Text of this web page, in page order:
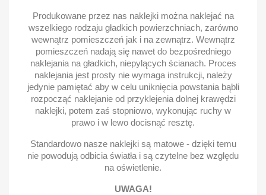
Produkowane przez nas naklejki można naklejać na
wszelkiego rodzaju gładkich powierzchniach, zarówno
wewnątrz pomieszczeń jak i na zewnątrz. Wewnątrz
pomieszczeń nadają się nawet do bezpośredniego
naklejania na gładkich, niepylących ścianach. Proces
naklejania jest prosty nie wymaga instrukcji, należy
jedynie pamiętać aby w celu uniknięcia powstania bąbli
rozpocząć naklejanie od przyklejenia dolnej krawędzi
naklejki, potem zaś stopniowo, wykonując ruchy w
prawo i w lewo docisnąć resztę.
Standardowo nasze naklejki są matowe - dzięki temu
nie powodują odbicia światła i są czytelne bez względu
na oświetlenie.
UWAGA!